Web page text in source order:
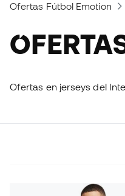
Ofertas Fútbol Emotion